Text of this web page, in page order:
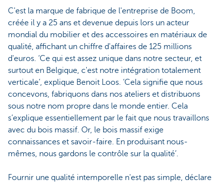
C'est la marque de fabrique de l'entreprise de Boom,
créée il y a 25 ans et devenue depuis lors un acteur
mondial du mobilier et des accessoires en matériaux de
qualité, affichant un chiffre d'affaires de 125 millions
d'euros. ‘Ce qui est assez unique dans notre secteur, et
surtout en Belgique, c'est notre intégration totalement
verticale’, explique Benoit Loos. ‘Cela signifie que nous
concevons, fabriquons dans nos ateliers et distribuons
sous notre nom propre dans le monde entier. Cela
s’explique essentiellement par le fait que nous travaillons
avec du bois massif. Or, le bois massif exige
connaissances et savoir-faire. En produisant nous-
mêmes, nous gardons le contrôle sur la qualité’.
Fournir une qualité intemporelle n'est pas simple, déclare